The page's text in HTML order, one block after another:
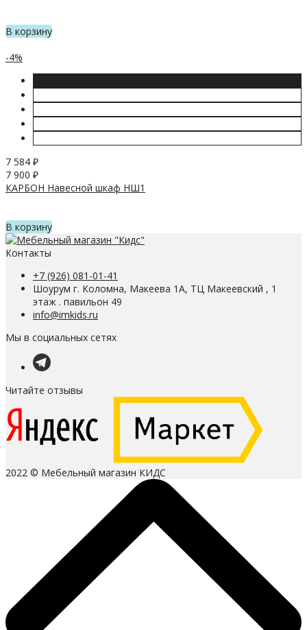
В корзину
-4%
7 584 ₽
7 900 ₽
КАРБОН Навесной шкаф НШ1
В корзину
Контакты
+7 (926) 081-01-41
Шоурум г. Коломна, Макеева 1А, ТЦ Макеевский , 1
этаж . павильон 49
info@imkids.ru
Мы в социальных сетях
Читайте отзывы
2022 © Мебельный магазин КИДС